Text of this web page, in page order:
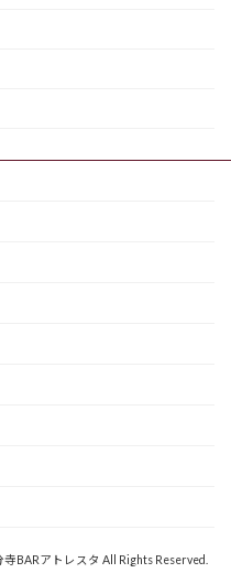
BARアトレスタ All Rights Reserved.